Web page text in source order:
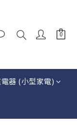
器 (小型家電)